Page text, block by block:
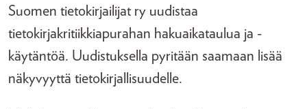
Suomen tietokirjailijat ry uudistaa
tietokirjakritiikkiapurahan hakuaikataulua ja -
käytäntöä. Uudistuksella pyritään saamaan lisää
näkyvyyttä tietokirjallisuudelle.